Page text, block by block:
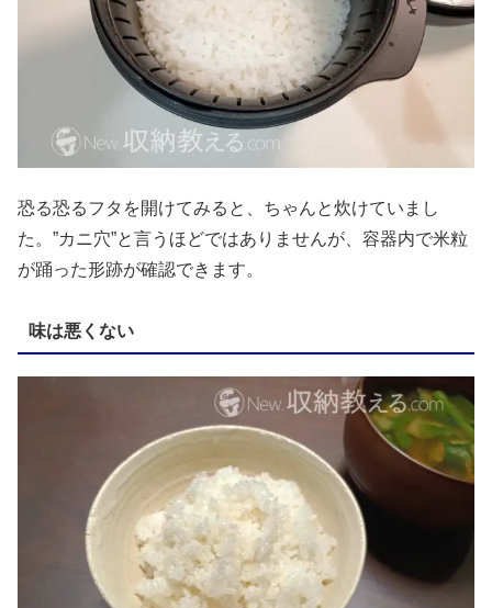
恐る恐るフタを開けてみると、ちゃんと炊けていまし
た。”カニ穴”と言うほどではありませんが、容器内で米粒
が踊った形跡が確認できます。
味は悪くない